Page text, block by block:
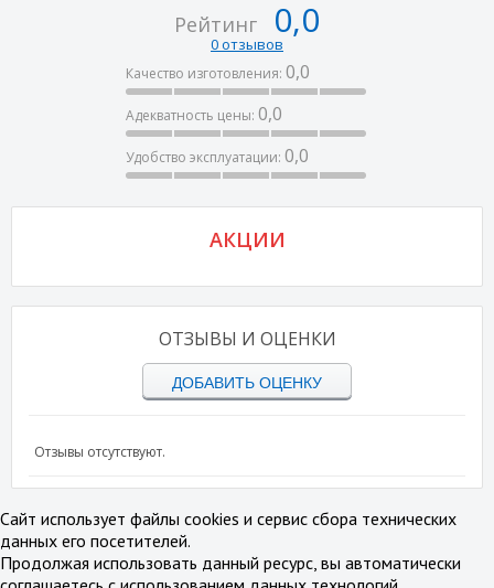
Рейтинг 0,0
0 отзывов
Качество изготовления: 0,0
Адекватность цены: 0,0
Удобство эксплуатации: 0,0
АКЦИИ
ОТЗЫВЫ И ОЦЕНКИ
ДОБАВИТЬ ОЦЕНКУ
Отзывы отсутствуют.
Сайт использует файлы cookies и сервис сбора технических
данных его посетителей.
Продолжая использовать данный ресурс, вы автоматически